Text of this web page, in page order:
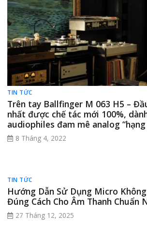
TIN TỨC
Trên tay Ballfinger M 063 H5 –
nhất được chế tác mới 100%,
audiophiles đam mê analog “hạng
8 Tháng 4, 2022
TIN TỨC
Hướng Dẫn Sử Dụng Micro
Đúng Cách Cho Âm Thanh Chuẩn
27 Tháng 12, 2025